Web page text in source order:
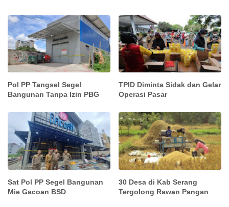
Pol PP Tangsel Segel
Bangunan Tanpa Izin PBG
TPID Diminta Sidak dan Gelar
Operasi Pasar
Sat Pol PP Segel Bangunan
Mie Gacoan BSD
30 Desa di Kab Serang
Tergolong Rawan Pangan